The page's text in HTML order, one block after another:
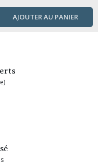
AJOUTER AU PANIER